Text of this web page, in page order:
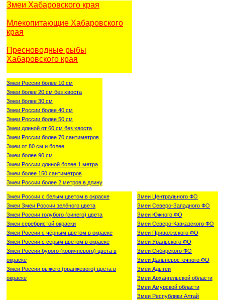
Змеи Хабаровского края
Млекопитающие Хабаровского
края
Пресноводные рыбы
Хабаровского края
Змеи России более 10 см
Змеи более 20 см без хвоста
Змеи более 30 см
Змеи России более 40 см
Змеи России более 50 см
Змеи длиной от 60 см без хвоста
Змеи России более 70 сантиметров
Змеи от 80 см и более
Змеи более 90 см
Змеи России длиной более 1 метра
Змеи более 150 сантиметров
Змеи России более 2 метров в длину
Змеи России с белым цветом в окраске
Змеи Змеи России зелёного цвета
Змеи России голубого (синего) цвета
Змеи серебристой окраски
Змеи России с чёрным цветом в окраске
Змеи России с серым цветом в окраске
Змеи России бурого (коричневого) цвета в
окраске
Змеи России рыжего (оранжевого) цвета в
окраске
Змеи Центрального ФО
Змеи Северо-Западного ФО
Змеи Южного ФО
Змеи Северо-Кавказского ФО
Змеи Приволжского ФО
Змеи Уральского ФО
Змеи Сибирского ФО
Змеи Дальневосточного ФО
Змеи Адыгеи
Змеи Архангельской области
Змеи Амурской области
Змеи Республики Алтай